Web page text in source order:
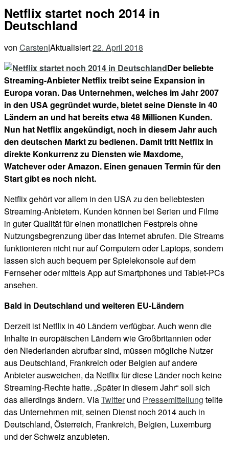
Netflix startet noch 2014 in
Deutschland
von Carsten|Aktualisiert22. April 2018
Der beliebte
Streaming-Anbieter Netflix treibt seine Expansion in
Europa voran. Das Unternehmen, welches im Jahr 2007
in den USA gegründet wurde, bietet seine Dienste in 40
Ländern an und hat bereits etwa 48 Millionen Kunden.
Nun hat Netflix angekündigt, noch in diesem Jahr auch
den deutschen Markt zu bedienen. Damit tritt Netflix in
direkte Konkurrenz zu Diensten wie Maxdome,
Watchever oder Amazon. Einen genauen Termin für den
Start gibt es noch nicht.
Netflix gehört vor allem in den USA zu den beliebtesten
Streaming-Anbietern. Kunden können bei Serien und Filme
in guter Qualität für einen monatlichen Festpreis ohne
Nutzungsbegrenzung über das Internet abrufen. Die Streams
funktionieren nicht nur auf Computern oder Laptops, sondern
lassen sich auch bequem per Spielekonsole auf dem
Fernseher oder mittels App auf Smartphones und Tablet-PCs
ansehen.
Bald in Deutschland und weiteren EU-Ländern
Derzeit ist Netflix in 40 Ländern verfügbar. Auch wenn die
Inhalte in europäischen Ländern wie Großbritannien oder
den Niederlanden abrufbar sind, müssen mögliche Nutzer
aus Deutschland, Frankreich oder Belgien auf andere
Anbieter ausweichen, da Netflix für diese Länder noch keine
Streaming-Rechte hatte. „Später in diesem Jahr“ soll sich
das allerdings ändern. ViaTwitterund Pressemitteilung teilte
das Unternehmen mit, seinen Dienst noch 2014 auch in
Deutschland, Österreich, Frankreich, Belgien, Luxemburg
und der Schweiz anzubieten.